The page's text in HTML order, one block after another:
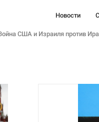
Новости
США и Израиля против